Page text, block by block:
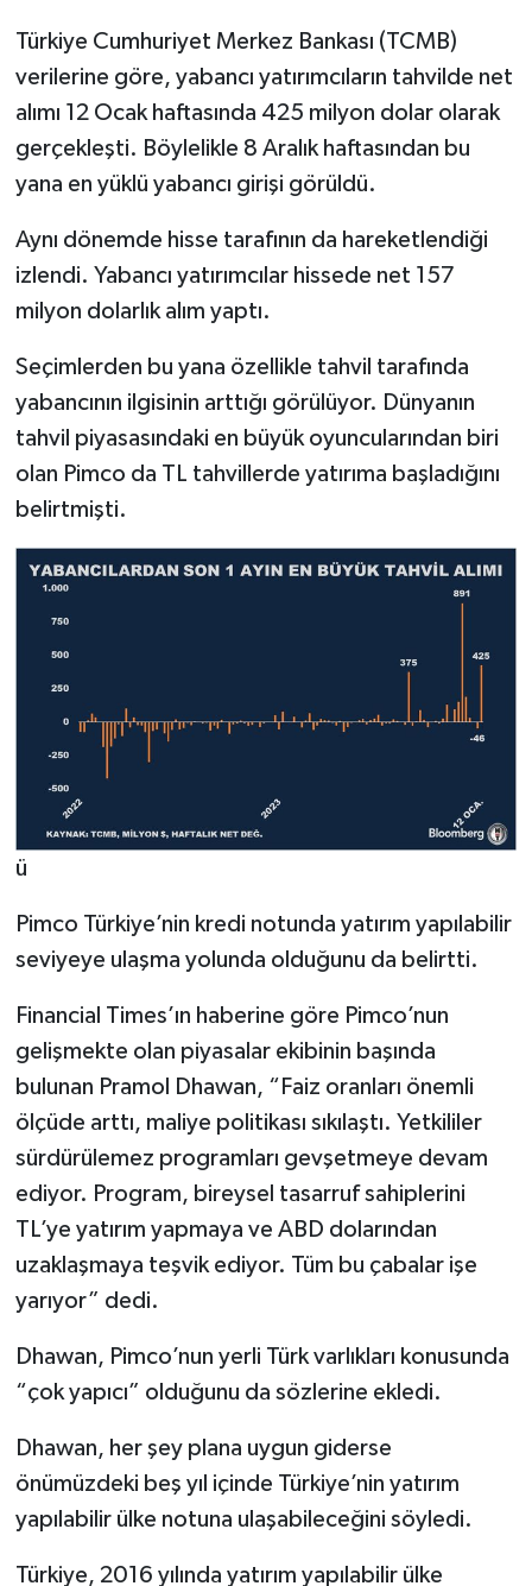
Türkiye Cumhuriyet Merkez Bankası (TCMB)
verilerine göre, yabancı yatırımcıların tahvilde net
alımı 12 Ocak haftasında 425 milyon dolar olarak
gerçekleşti. Böylelikle 8 Aralık haftasından bu
yana en yüklü yabancı girişi görüldü.
Aynı dönemde hisse tarafının da hareketlendiği
izlendi. Yabancı yatırımcılar hissede net 157
milyon dolarlık alım yaptı.
Seçimlerden bu yana özellikle tahvil tarafında
yabancının ilgisinin arttığı görülüyor. Dünyanın
tahvil piyasasındaki en büyük oyuncularından biri
olan Pimco da TL tahvillerde yatırıma başladığını
belirtmişti.
ü
Pimco Türkiye’nin kredi notunda yatırım yapılabilir
seviyeye ulaşma yolunda olduğunu da belirtti.
Financial Times’ın haberine göre Pimco’nun
gelişmekte olan piyasalar ekibinin başında
bulunan Pramol Dhawan, “Faiz oranları önemli
ölçüde arttı, maliye politikası sıkılaştı. Yetkililer
sürdürülemez programları gevşetmeye devam
ediyor. Program, bireysel tasarruf sahiplerini
TL’ye yatırım yapmaya ve ABD dolarından
uzaklaşmaya teşvik ediyor. Tüm bu çabalar işe
yarıyor” dedi.
Dhawan, Pimco’nun yerli Türk varlıkları konusunda
“çok yapıcı” olduğunu da sözlerine ekledi.
Dhawan, her şey plana uygun giderse
önümüzdeki beş yıl içinde Türkiye’nin yatırım
yapılabilir ülke notuna ulaşabileceğini söyledi.
Türkiye, 2016 yılında yatırım yapılabilir ülke